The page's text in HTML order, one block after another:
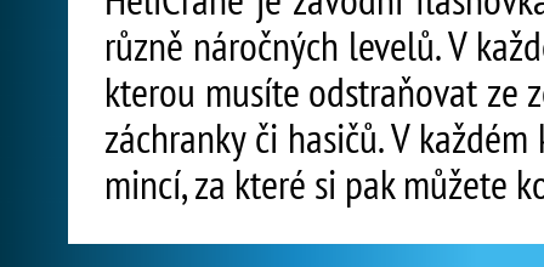
různě náročných levelů. V
kterou musíte odstraňovat ze
záchranky či hasičů. V
mincí, za které si pak můžete